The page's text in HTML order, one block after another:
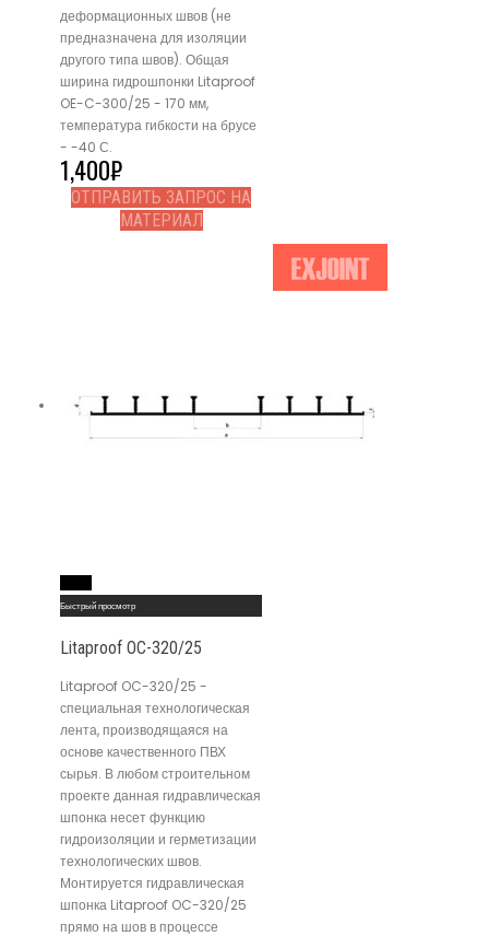
деформационных швов (не
предназначена для изоляции
другого типа швов). Общая
ширина гидрошпонки Litaproof
OE-C-300/25 - 170 мм,
температура гибкости на брусе
- -40 С.
1,400₽
ОТПРАВИТЬ ЗАПРОС НА
МАТЕРИАЛ
Быстрый просмотр
Litaproof OC-320/25
Litaproof OC-320/25 -
специальная технологическая
лента, производящаяся на
основе качественного ПВХ
сырья. В любом строительном
проекте данная гидравлическая
шпонка несет функцию
гидроизоляции и герметизации
технологических швов.
Монтируется гидравлическая
шпонка Litaproof OC-320/25
прямо на шов в процессе